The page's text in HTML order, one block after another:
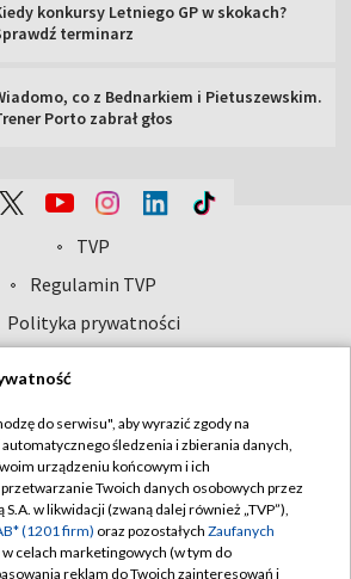
konkursy Letniego GP w skokach?
terminarz
co z Bednarkiem i Pietuszewskim.
Porto zabrał głos
TVP
Abonament TVP
Sklep TVP
Telegazeta ogłoszenia
Emisja w TVP
Rada Programowa
przetargowe
Regulamin TVP
Polityka prywatności
Kontakt
Kanały
Polska Spółka Akcyjna w likwidacji
do serwisu", aby wyrazić zgody na
śledzenia i zbierania danych,
urządzeniu końcowym i ich
Twoich danych osobowych przez
w likwidacji (zwaną dalej również „TVP”),
(1201 firm) oraz pozostałych Zaufanych
w celach marketingowych (w tym do
reklam do Twoich zainteresowań i